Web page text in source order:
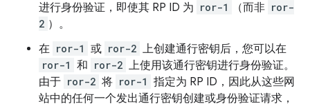
进行身份验证，即使其 RP ID 为 ror-1 （而非 ror-
2 ）。
在 ror-1 或 ror-2 上创建通行密钥后，您可以在
ror-1 和 ror-2 上使用该通行密钥进行身份验证。
由于 ror-2 将 ror-1 指定为 RP ID，因此从这些网
站中的任何一个发出通行密钥创建或身份验证请求，